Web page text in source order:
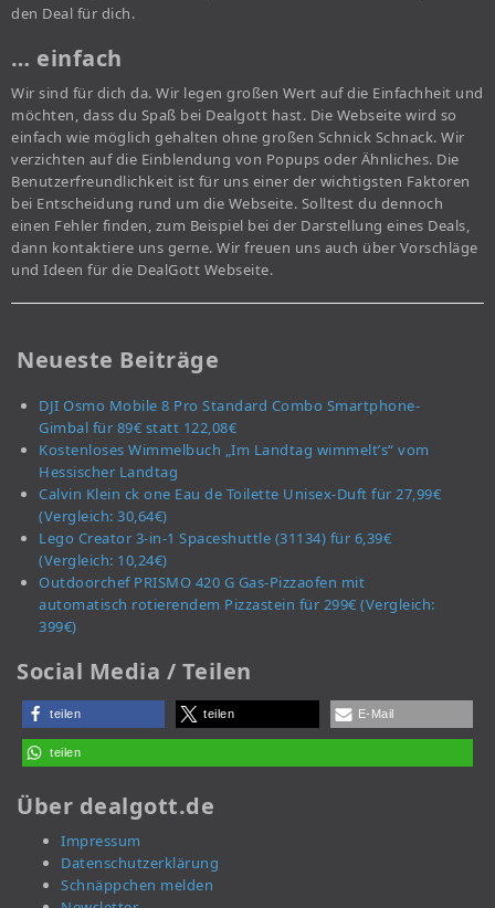
den Deal für dich.
… einfach
Wir sind für dich da. Wir legen großen Wert auf die Einfachheit und
möchten, dass du Spaß bei Dealgott hast. Die Webseite wird so
einfach wie möglich gehalten ohne großen Schnick Schnack. Wir
verzichten auf die Einblendung von Popups oder Ähnliches. Die
Benutzerfreundlichkeit ist für uns einer der wichtigsten Faktoren
bei Entscheidung rund um die Webseite. Solltest du dennoch
einen Fehler finden, zum Beispiel bei der Darstellung eines Deals,
dann kontaktiere uns gerne. Wir freuen uns auch über Vorschläge
und Ideen für die DealGott Webseite.
Neueste Beiträge
DJI Osmo Mobile 8 Pro Standard Combo Smartphone-
Gimbal für 89€ statt 122,08€
Kostenloses Wimmelbuch „Im Landtag wimmelt’s“ vom
Hessischer Landtag
Calvin Klein ck one Eau de Toilette Unisex-Duft für 27,99€
(Vergleich: 30,64€)
Lego Creator 3-in-1 Spaceshuttle (31134) für 6,39€
(Vergleich: 10,24€)
Outdoorchef PRISMO 420 G Gas-Pizzaofen mit
automatisch rotierendem Pizzastein für 299€ (Vergleich:
399€)
Social Media / Teilen
teilen teilen E-Mail
teilen
Über dealgott.de
Impressum
Datenschutzerklärung
Schnäppchen melden